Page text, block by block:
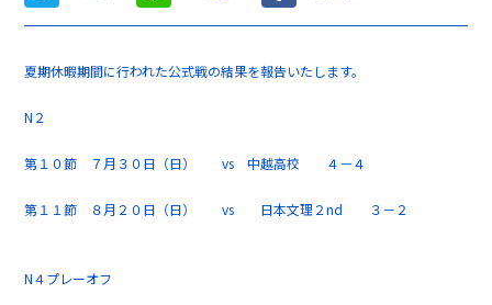
夏期休暇期間に行われた公式戦の結果を報告いたします。
N２
第１０節 ７月３０日（日） vs 中越高校 ４－４
第１１節 ８月２０日（日） vs 日本文理２nd ３－２
N４プレーオフ